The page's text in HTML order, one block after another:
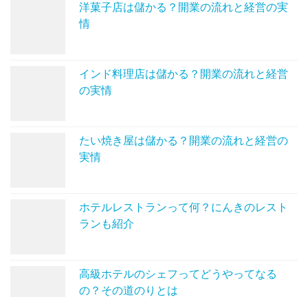
洋菓子店は儲かる？開業の流れと経営の実
情
インド料理店は儲かる？開業の流れと経営
の実情
たい焼き屋は儲かる？開業の流れと経営の
実情
ホテルレストランって何？にんきのレスト
ランも紹介
高級ホテルのシェフってどうやってなる
の？その道のりとは